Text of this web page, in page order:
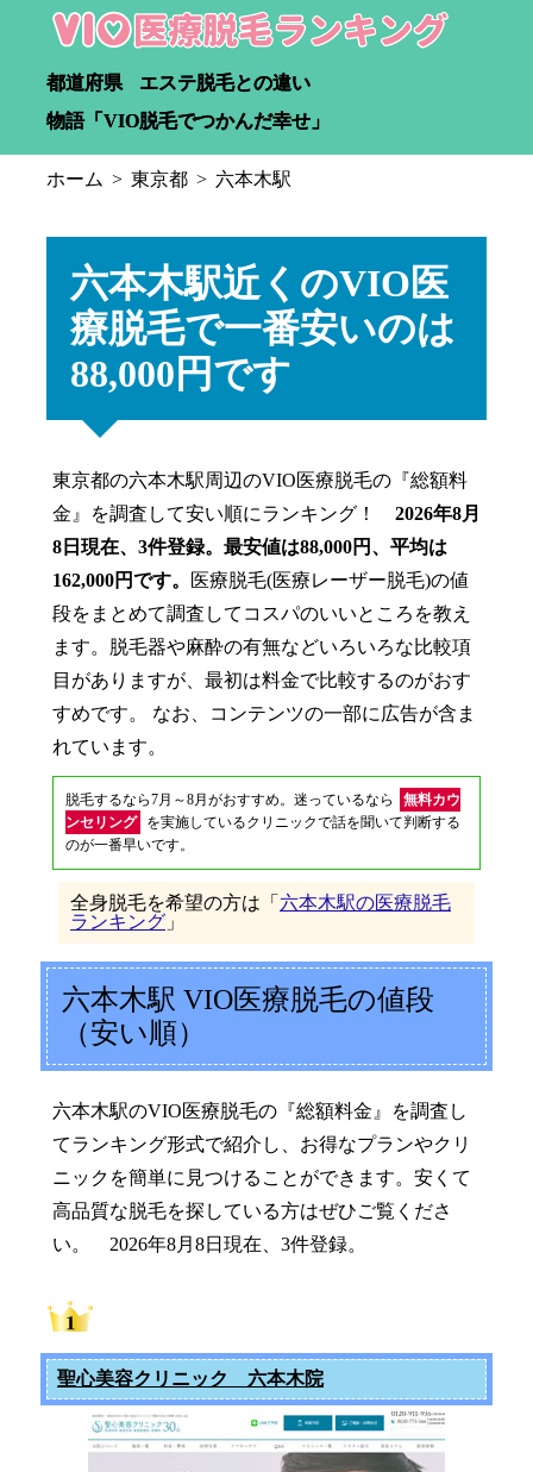
都道府県
エステ脱毛との違い
物語「VIO脱毛でつかんだ幸せ」
ホーム 東京都 六本木駅
六本木駅近くのVIO医
療脱毛で一番安いのは
88,000円です
東京都の六本木駅周辺のVIO医療脱毛の『総額料
金』を調査して安い順にランキング！ 2026年8月
8日現在、3件登録。最安値は88,000円、平均は
162,000円です。
医療脱毛(医療レーザー脱毛)の値
段をまとめて調査してコスパのいいところを教え
ます。脱毛器や麻酔の有無などいろいろな比較項
目がありますが、最初は料金で比較するのがおす
すめです。 なお、コンテンツの一部に広告が含ま
れています。
脱毛するなら7月～8月がおすすめ。迷っているなら
無料カウ
ンセリング
を実施しているクリニックで話を聞いて判断する
のが一番早いです。
全身脱毛を希望の方は「 六本木駅の医療脱毛
ランキング 」
六本木駅 VIO医療脱毛の値段
（安い順）
六本木駅のVIO医療脱毛の『総額料金』を調査し
てランキング形式で紹介し、お得なプランやクリ
ニックを簡単に見つけることができます。安くて
高品質な脱毛を探している方はぜひご覧くださ
い。 2026年8月8日現在、3件登録。
聖心美容クリニック 六本木院